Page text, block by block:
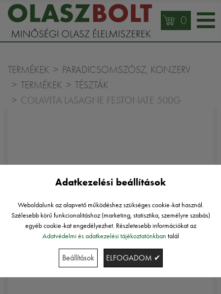
0
TERMÉKEK
PARADICSOMSZÓSZ, KONZERV
TERMÉKEK
TÉSZTÁK
COLAVITA LASAGNE FESTONATE 500G
Adatkezelési beállítások
Weboldalunk az alapvető működéshez szükséges cookie-kat használ.
Szélesebb körű funkcionalitáshoz (marketing, statisztika, személyre szabás)
egyéb cookie-kat engedélyezhet. Részletesebb információkat az
Adatvédelmi és adatkezelési tájékoztatónkban talál
Beállítások ELFOGADOM ✔